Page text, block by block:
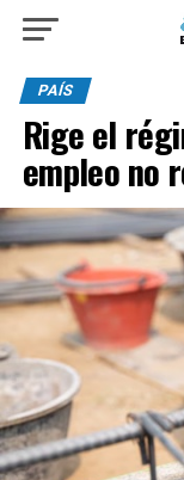
PAÍS
Rige el
empleo no